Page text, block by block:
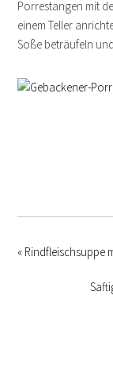
Porrestangen mit
einem Teller
Soße beträufeln
« Rindfleischsuppe